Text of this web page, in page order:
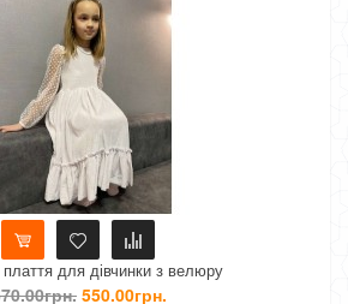
Нарядне дитяче